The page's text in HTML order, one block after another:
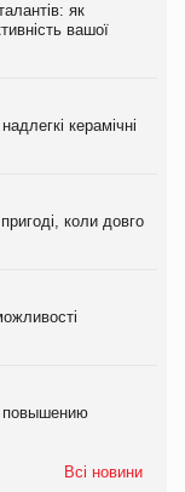
як
вашої
керамічні
коли довго
повышению
Всі новини